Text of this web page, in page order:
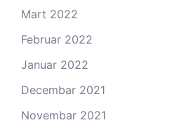
Mart 2022
Februar 2022
Januar 2022
Decembar 2021
Novembar 2021